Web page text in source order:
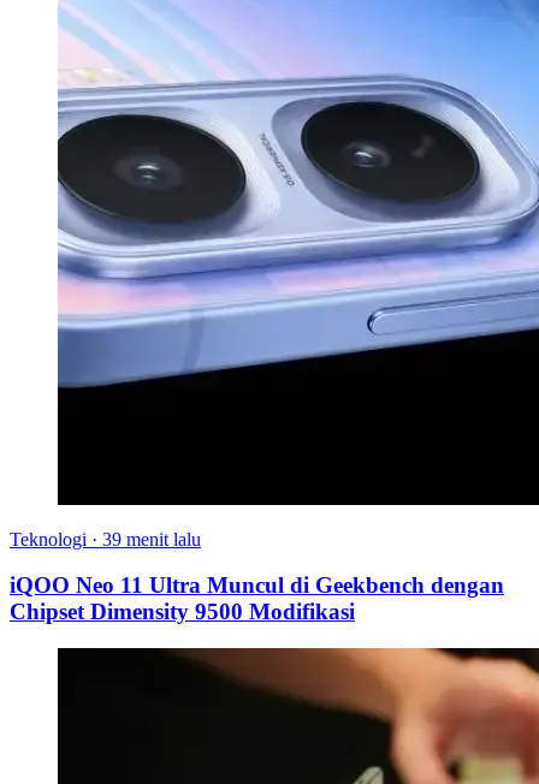
Teknologi · 39 menit lalu
iQOO Neo 11 Ultra Muncul di Geekbench dengan
Chipset Dimensity 9500 Modifikasi